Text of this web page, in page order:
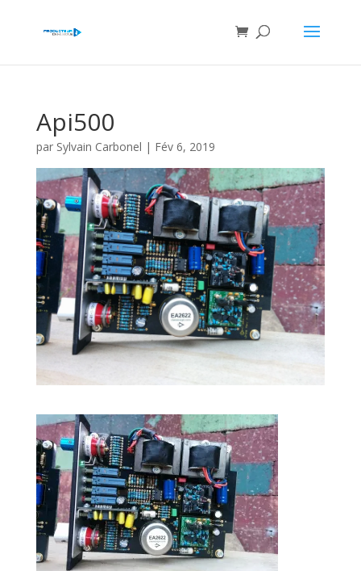
Api500
par Sylvain Carbonel | Fév 6, 2019